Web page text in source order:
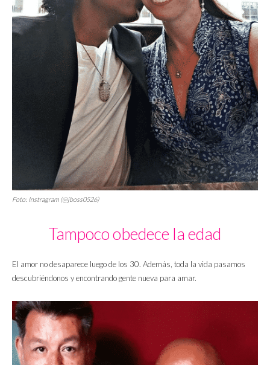
Foto: Instragram (@jboss0526)
Tampoco obedece la edad
El amor no desaparece luego de los 30. Además, toda la vida pasamos
descubriéndonos y encontrando gente nueva para amar.